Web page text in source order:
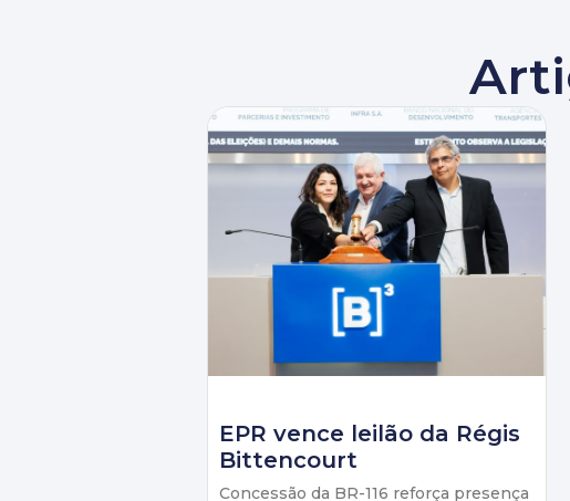
EPR vence leilão da Régis
Bittencourt
Concessão da BR-116 reforça presença